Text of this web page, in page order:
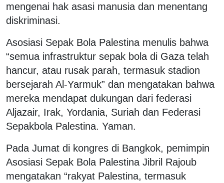
mengenai hak asasi manusia dan menentang
diskriminasi.
Asosiasi Sepak Bola Palestina menulis bahwa
“semua infrastruktur sepak bola di Gaza telah
hancur, atau rusak parah, termasuk stadion
bersejarah Al-Yarmuk” dan mengatakan bahwa
mereka mendapat dukungan dari federasi
Aljazair, Irak, Yordania, Suriah dan Federasi
Sepakbola Palestina. Yaman.
Pada Jumat di kongres di Bangkok, pemimpin
Asosiasi Sepak Bola Palestina Jibril Rajoub
mengatakan “rakyat Palestina, termasuk